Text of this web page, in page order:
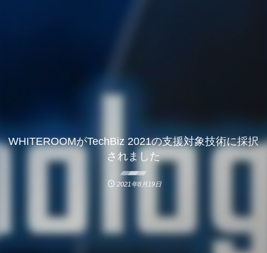
WHITEROOMがTechBiz 2021の支援対象技術に採択
されました
2021年8月19日